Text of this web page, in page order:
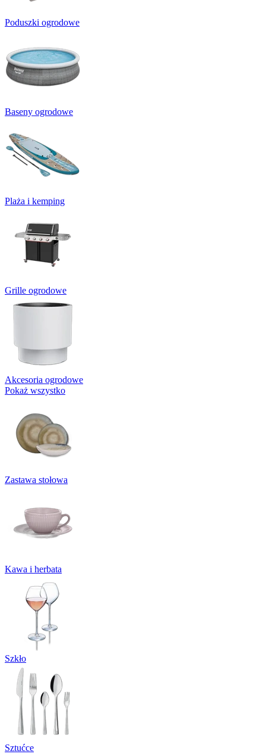
Poduszki ogrodowe
Baseny ogrodowe
Plaża i kemping
Grille ogrodowe
Akcesoria ogrodowe
Pokaż wszystko
Zastawa stołowa
Kawa i herbata
Szkło
Sztućce